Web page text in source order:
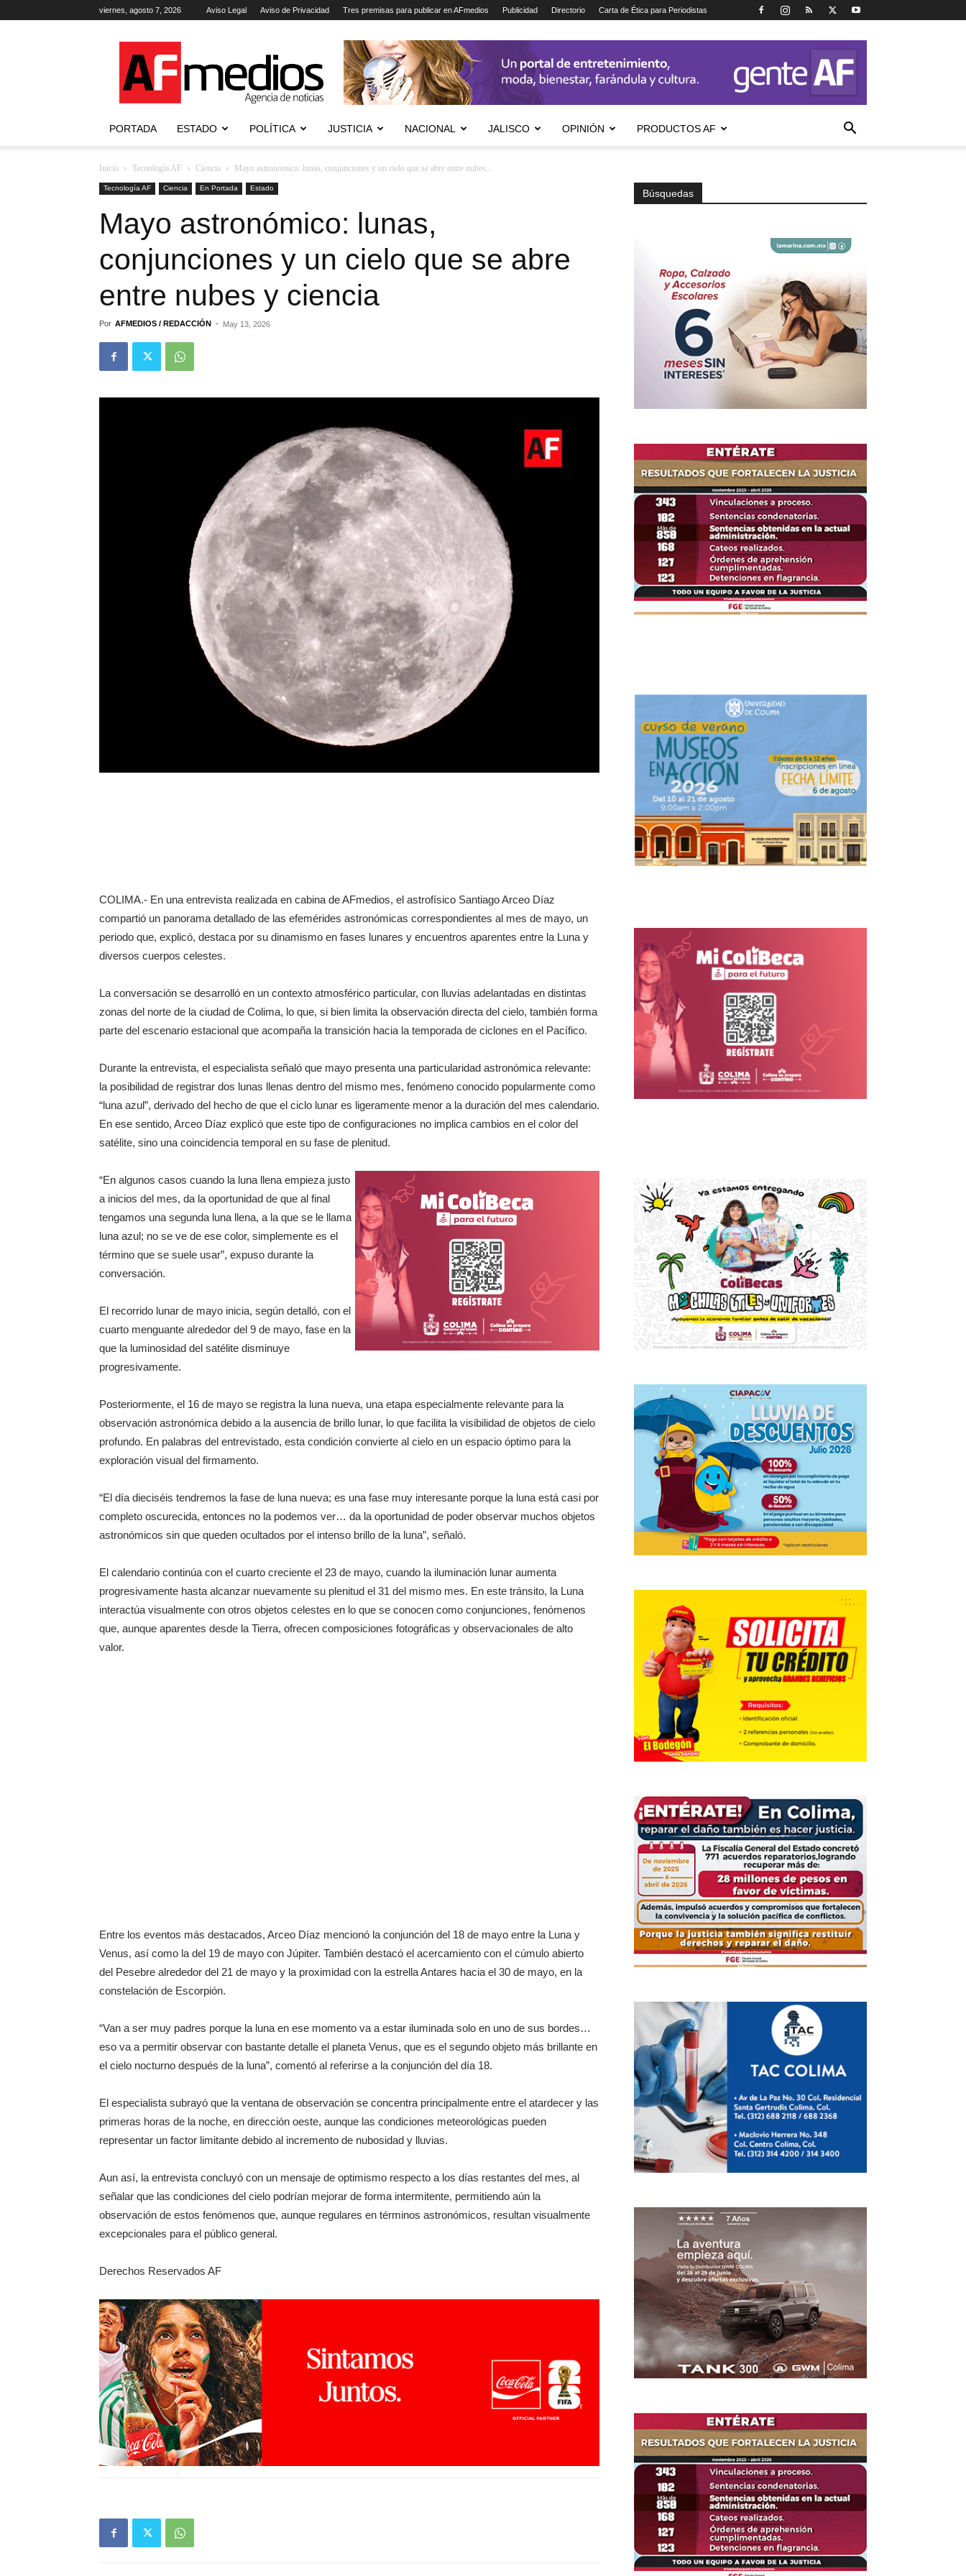
viernes, agosto 7, 2026 Aviso Legal Aviso de Privacidad Tres premisas para publicar en AFmedios Publicidad Directorio Carta de Ética para Periodistas
Agencia
de
Noticias
PORTADA ESTADO POLÍTICA JUSTICIA NACIONAL JALISCO OPINIÓN PRODUCTOS AF
Inicio Tecnología AF Ciencia Mayo astronómico: lunas, conjunciones y un cielo que se abre entre nubes...
Tecnología AF Ciencia En Portada Estado
Mayo astronómico: lunas,
conjunciones y un cielo que se abre
entre nubes y ciencia
Por AFMEDIOS / REDACCIÓN - May 13, 2026
COLIMA.- En una entrevista realizada en cabina de AFmedios, el astrofísico Santiago Arceo Díaz
compartió un panorama detallado de las efemérides astronómicas correspondientes al mes de mayo, un
periodo que, explicó, destaca por su dinamismo en fases lunares y encuentros aparentes entre la Luna y
diversos cuerpos celestes.
La conversación se desarrolló en un contexto atmosférico particular, con lluvias adelantadas en distintas
zonas del norte de la ciudad de Colima, lo que, si bien limita la observación directa del cielo, también forma
parte del escenario estacional que acompaña la transición hacia la temporada de ciclones en el Pacífico.
Durante la entrevista, el especialista señaló que mayo presenta una particularidad astronómica relevante:
la posibilidad de registrar dos lunas llenas dentro del mismo mes, fenómeno conocido popularmente como
“luna azul”, derivado del hecho de que el ciclo lunar es ligeramente menor a la duración del mes calendario.
En ese sentido, Arceo Díaz explicó que este tipo de configuraciones no implica cambios en el color del
satélite, sino una coincidencia temporal en su fase de plenitud.
“En algunos casos cuando la luna llena empieza justo
a inicios del mes, da la oportunidad de que al final
tengamos una segunda luna llena, a la que se le llama
luna azul; no se ve de ese color, simplemente es el
término que se suele usar”, expuso durante la
conversación.
El recorrido lunar de mayo inicia, según detalló, con el
cuarto menguante alrededor del 9 de mayo, fase en la
que la luminosidad del satélite disminuye
progresivamente.
Posteriormente, el 16 de mayo se registra la luna nueva, una etapa especialmente relevante para la
observación astronómica debido a la ausencia de brillo lunar, lo que facilita la visibilidad de objetos de cielo
profundo. En palabras del entrevistado, esta condición convierte al cielo en un espacio óptimo para la
exploración visual del firmamento.
“El día dieciséis tendremos la fase de luna nueva; es una fase muy interesante porque la luna está casi por
completo oscurecida, entonces no la podemos ver… da la oportunidad de poder observar muchos objetos
astronómicos sin que queden ocultados por el intenso brillo de la luna”, señaló.
El calendario continúa con el cuarto creciente el 23 de mayo, cuando la iluminación lunar aumenta
progresivamente hasta alcanzar nuevamente su plenitud el 31 del mismo mes. En este tránsito, la Luna
interactúa visualmente con otros objetos celestes en lo que se conocen como conjunciones, fenómenos
que, aunque aparentes desde la Tierra, ofrecen composiciones fotográficas y observacionales de alto
valor.
Entre los eventos más destacados, Arceo Díaz mencionó la conjunción del 18 de mayo entre la Luna y
Venus, así como la del 19 de mayo con Júpiter. También destacó el acercamiento con el cúmulo abierto
del Pesebre alrededor del 21 de mayo y la proximidad con la estrella Antares hacia el 30 de mayo, en la
constelación de Escorpión.
“Van a ser muy padres porque la luna en ese momento va a estar iluminada solo en uno de sus bordes…
eso va a permitir observar con bastante detalle el planeta Venus, que es el segundo objeto más brillante en
el cielo nocturno después de la luna”, comentó al referirse a la conjunción del día 18.
El especialista subrayó que la ventana de observación se concentra principalmente entre el atardecer y las
primeras horas de la noche, en dirección oeste, aunque las condiciones meteorológicas pueden
representar un factor limitante debido al incremento de nubosidad y lluvias.
Aun así, la entrevista concluyó con un mensaje de optimismo respecto a los días restantes del mes, al
señalar que las condiciones del cielo podrían mejorar de forma intermitente, permitiendo aún la
observación de estos fenómenos que, aunque regulares en términos astronómicos, resultan visualmente
excepcionales para el público general.
Derechos Reservados AF
Búsquedas